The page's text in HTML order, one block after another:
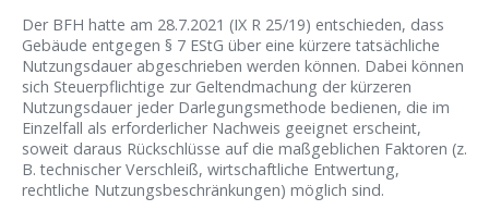
Der BFH hatte am 28.7.2021 (IX R 25/19) entschieden, dass
Gebäude entgegen § 7 EStG über eine kürzere tatsächliche
Nutzungsdauer abgeschrieben werden können. Dabei können
sich Steuerpflichtige zur Geltendmachung der kürzeren
Nutzungsdauer jeder Darlegungsmethode bedienen, die im
Einzelfall als erforderlicher Nachweis geeignet erscheint,
soweit daraus Rückschlüsse auf die maßgeblichen Faktoren (z.
B. technischer Verschleiß, wirtschaftliche Entwertung,
rechtliche Nutzungsbeschränkungen) möglich sind.